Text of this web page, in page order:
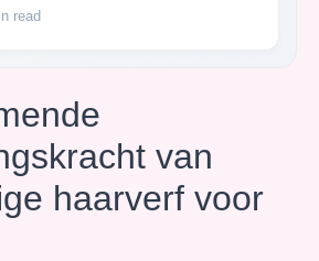
read
van
haarverf voor